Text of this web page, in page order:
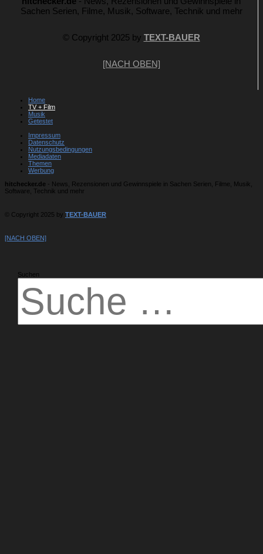
Sachen Serien, Filme, Musik, Software, Technik und mehr
© Copyright 2025 by TEXT-BAUER
[NACH OBEN]
Home
TV + Film
Musik
Getestet
Impressum
Datenschutz
Nutzungsbedingungen
Mediadaten
Themen
Werbung
hitchecker.de - News, Rezensionen und Gewinnspiele in Sachen Serien, Filme, Musik,
Software, Technik und mehr
© Copyright 2025 by TEXT-BAUER
[NACH OBEN]
Suchen